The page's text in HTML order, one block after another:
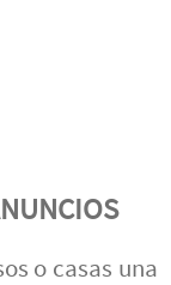
o casas una